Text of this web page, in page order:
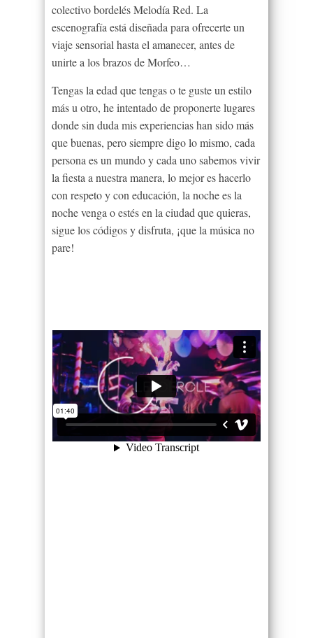
colectivo bordelés Melodía Red. La
escenografía está diseñada para ofrecerte un
viaje sensorial hasta el amanecer, antes de
unirte a los brazos de Morfeo…
Tengas la edad que tengas o te guste un estilo
más u otro, he intentado de proponerte lugares
donde sin duda mis experiencias han sido más
que buenas, pero siempre digo lo mismo, cada
persona es un mundo y cada uno sabemos vivir
la fiesta a nuestra manera, lo mejor es hacerlo
con respeto y con educación, la noche es la
noche venga o estés en la ciudad que quieras,
sigue los códigos y disfruta, ¡que la música no
pare!